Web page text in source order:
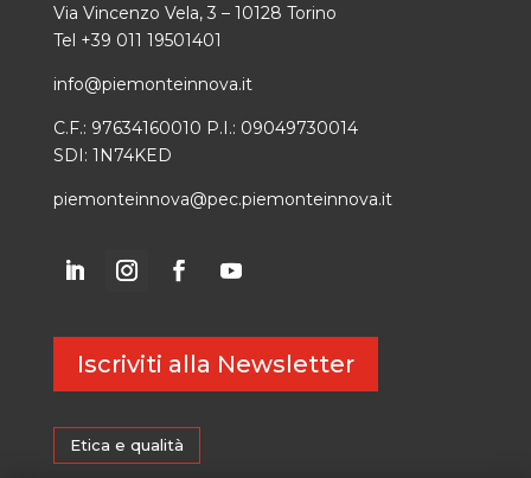
Via Vincenzo Vela, 3 – 10128 Torino
Tel +39 011 19501401
info@piemonteinnova.it
C.F.: 97634160010 P.I.: 09049730014
SDI: 1N74KED
piemonteinnova@pec.piemonteinnova.it
Iscriviti alla Newsletter
Etica e qualità